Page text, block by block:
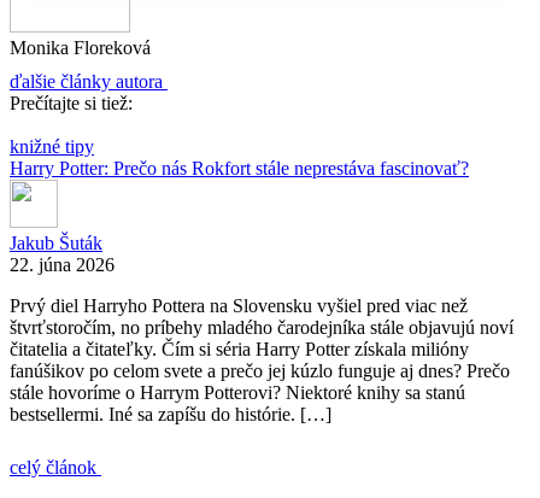
Monika Floreková
ďalšie články autora
Prečítajte si tiež:
knižné tipy
Harry Potter: Prečo nás Rokfort stále neprestáva fascinovať?
Jakub Šuták
22. júna 2026
Prvý diel Harryho Pottera na Slovensku vyšiel pred viac než
štvrťstoročím, no príbehy mladého čarodejníka stále objavujú noví
čitatelia a čitateľky. Čím si séria Harry Potter získala milióny
fanúšikov po celom svete a prečo jej kúzlo funguje aj dnes? Prečo
stále hovoríme o Harrym Potterovi? Niektoré knihy sa stanú
bestsellermi. Iné sa zapíšu do histórie. […]
celý článok